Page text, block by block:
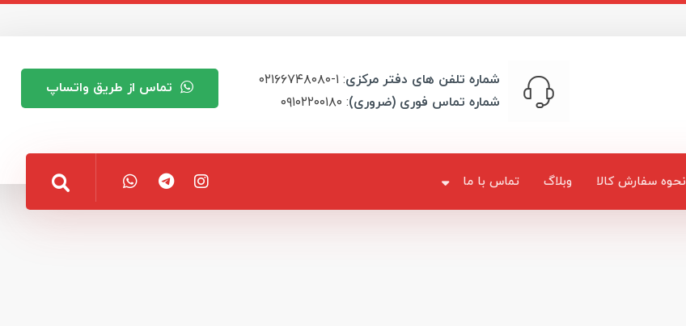
تماس از طریق واتساپ شماره تلفن های دفتر مرکزی: ۱-۰۲۱۶۶۷۴۸۰۸۰
شماره تماس فوری (ضروری): ۰۹۱۰۲۲۰۰۱۸۰
نحوه سفارش کالا وبلاگ تماس با ما